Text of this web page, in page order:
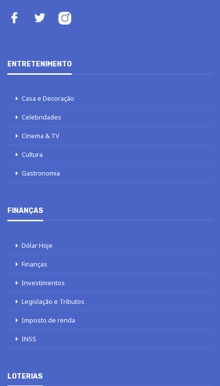
ENTRETENIMENTO
Casa e Decoração
Celebridades
Cinema & TV
Cultura
Gastronomia
FINANÇAS
Dólar Hoje
Finanças
Investimentos
Legislação e Tributos
Imposto de renda
INSS
LOTERIAS